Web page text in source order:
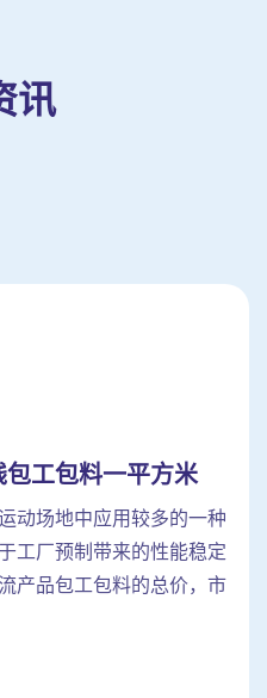
讯
工包料一平方米
动场地中应用较多的一种
工厂预制带来的性能稳定
产品包工包料的总价，市